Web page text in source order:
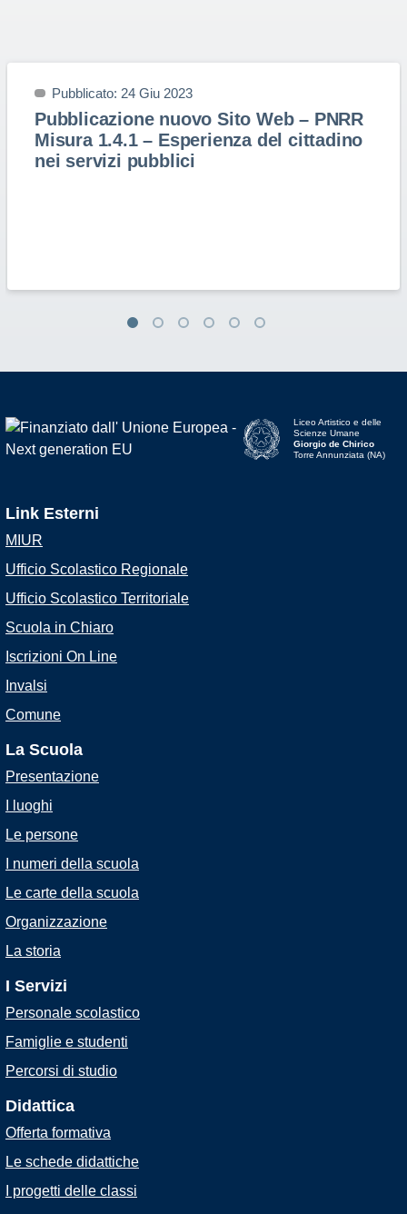
Pubblicato: 24 Giu 2023
Pubblicazione nuovo Sito Web – PNRR
Misura 1.4.1 – Esperienza del cittadino
nei servizi pubblici
Liceo Artistico e delle
Scienze Umane
Giorgio de Chirico
Torre Annunziata (NA)
Link Esterni
MIUR
Ufficio Scolastico Regionale
Ufficio Scolastico Territoriale
Scuola in Chiaro
Iscrizioni On Line
Invalsi
Comune
La Scuola
Presentazione
I luoghi
Le persone
I numeri della scuola
Le carte della scuola
Organizzazione
La storia
I Servizi
Personale scolastico
Famiglie e studenti
Percorsi di studio
Didattica
Offerta formativa
Le schede didattiche
I progetti delle classi